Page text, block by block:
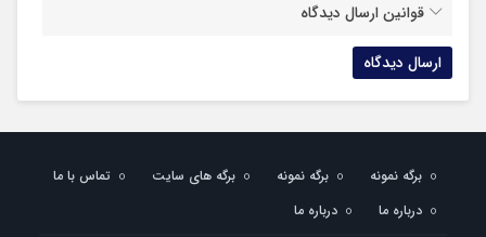
قوانین ارسال دیدگاه
برگه نمونه برگه نمونه برگه های سایت
تماس با ما
درباره ما
درباره ما